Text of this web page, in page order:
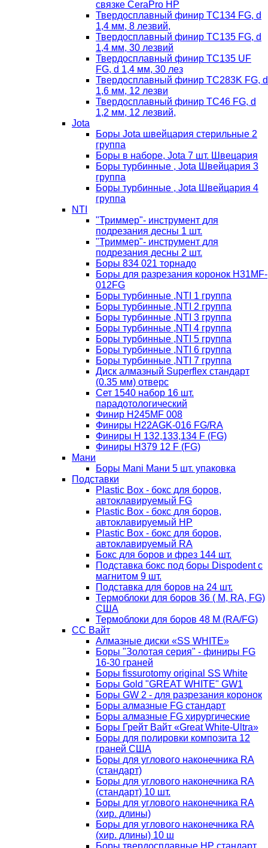
связке CeraPro HP
Твердосплавный финир TC134 FG, d
1,4 мм, 8 лезвий,
Твердосплавный финир TC135 FG, d
1,4 мм, 30 лезвий
Твердосплавный финир TC135 UF
FG, d 1,4 мм, 30 лез
Твердосплавный финир TC283K FG, d
1,6 мм, 12 лезви
Твердосплавный финир TC46 FG, d
1,2 мм, 12 лезвий,
Jota
Боры Jota швейцария стерильные 2
группа
Боры в наборе, Jota 7 шт. Швецария
Боры турбинные , Jota Швейцария 3
группа
Боры турбинные , Jota Швейцария 4
группа
NTI
"Триммер"- инструмент для
подрезания десны 1 шт.
"Триммер"- инструмент для
подрезания десны 2 шт.
Боры 834 021 торнадо
Боры для разрезания коронок H31MF-
012FG
Боры турбинные ,NTI 1 группа
Боры турбинные ,NTI 2 группа
Боры турбинные ,NTI 3 группа
Боры турбинные ,NTI 4 группа
Боры турбинные ,NTI 5 группа
Боры турбинные ,NTI 6 группа
Боры турбинные ,NTI 7 группа
Диск алмазный Superflex стандарт
(0.35 мм) отверс
Сет 1540 набор 16 шт.
парадотологический
Финир H245MF 008
Финиры H22AGK-016 FG/RA
Финиры Н 132,133,134 F (FG)
Финиры Н379 12 F (FG)
Мани
Боры Mani Мани 5 шт. упаковка
Подставки
Plastic Box - бокс для боров,
автоклавируемый FG
Plastic Box - бокс для боров,
автоклавируемый HP
Plastic Box - бокс для боров,
автоклавируемый RA
Бокс для боров и фрез 144 шт.
Подставка бокс под боры Dispodent с
магнитом 9 шт.
Подставка для боров на 24 шт.
Термоблоки для боров 36 ( М, RA, FG)
США
Термоблоки для боров 48 М (RA/FG)
СС Вайт
Алмазные диски «SS WHITE»
Боры "Золотая серия" - финиры FG
16-30 граней
Боры fissurotomy original SS White
Боры Gold "GREAT WHITE" GW1
Боры GW 2 - для разрезания коронок
Боры алмазные FG стандарт
Боры алмазные FG хирургические
Боры Грейт Вайт «Great White-Ultra»
Боры для полировки композита 12
граней США
Боры для углового наконечника RA
(стандарт)
Боры для углового наконечника RA
(стандарт) 10 шт.
Боры для углового наконечника RA
(хир. длины)
Боры для углового наконечника RA
(хир. длины) 10 ш
Боры твердосплавные НР стандарт